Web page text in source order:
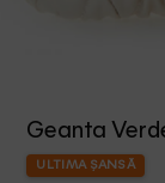
Geanta
ULTIMA ȘANSĂ